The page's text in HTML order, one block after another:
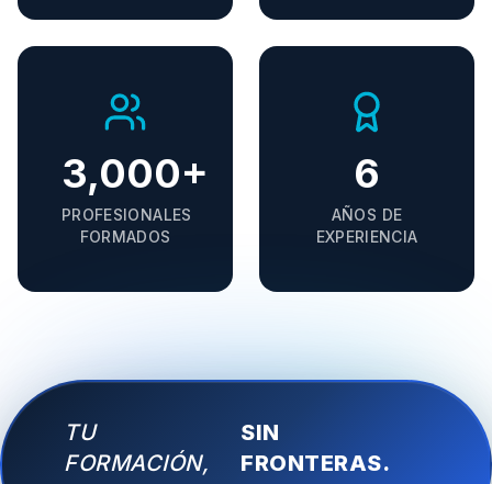
3,000+
PROFESIONALES
FORMADOS
6
AÑOS DE
EXPERIENCIA
TU
FORMACIÓN,
SIN
FRONTERAS.